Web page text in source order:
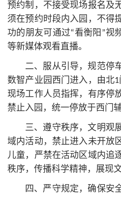
预约制，不接受现场报名及
须在预约时段内入园，不得
功的朋友可通过“看衡阳”视
等新媒体观看直播。
二、服从引导，规范停
数智产业园西门进入，由北
现场工作人员指挥，有序停
禁止入园，统一停放于西门
三、遵守秩序，文明观
域内活动，禁止进入未开放
儿童，严禁在活动区域内追
秩序，传播科学精神，展现
四、严守规定，确保安